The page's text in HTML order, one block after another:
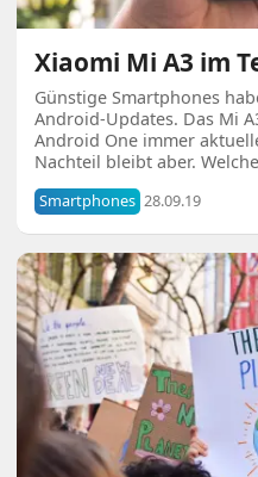
Xiaomi Mi A3 im
Günstige Smartphones
Android-Updates. Das Mi
Android One immer
Nachteil bleibt aber.
Smartphones 28.09.19